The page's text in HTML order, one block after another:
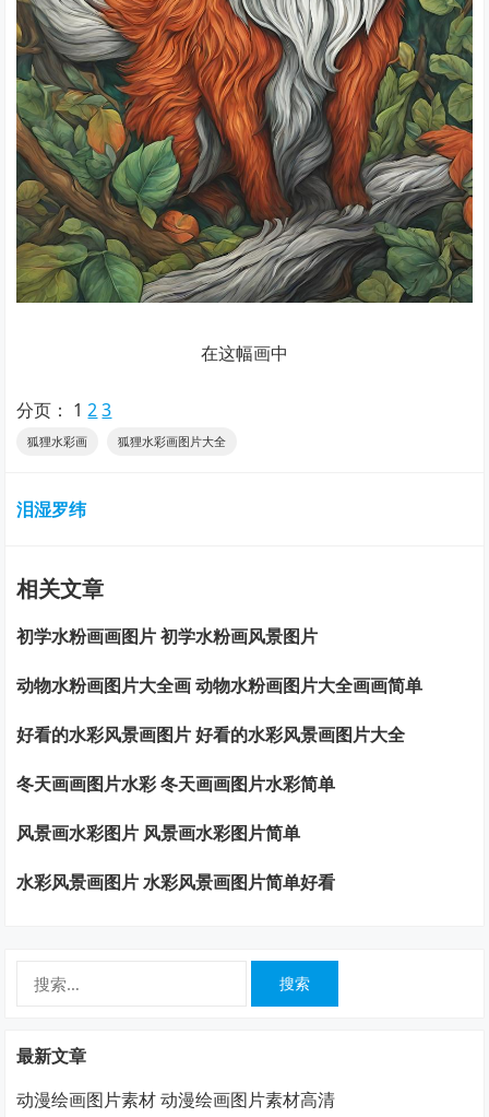
在这幅画中
分页： 1 2 3
狐狸水彩画 狐狸水彩画图片大全
泪湿罗纬
相关文章
初学水粉画画图片 初学水粉画风景图片
动物水粉画图片大全画 动物水粉画图片大全画画简单
好看的水彩风景画图片 好看的水彩风景画图片大全
冬天画画图片水彩 冬天画画图片水彩简单
风景画水彩图片 风景画水彩图片简单
水彩风景画图片 水彩风景画图片简单好看
最新文章
动漫绘画图片素材 动漫绘画图片素材高清